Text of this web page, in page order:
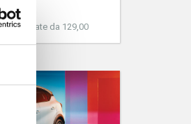
o 35 rate da 129,00